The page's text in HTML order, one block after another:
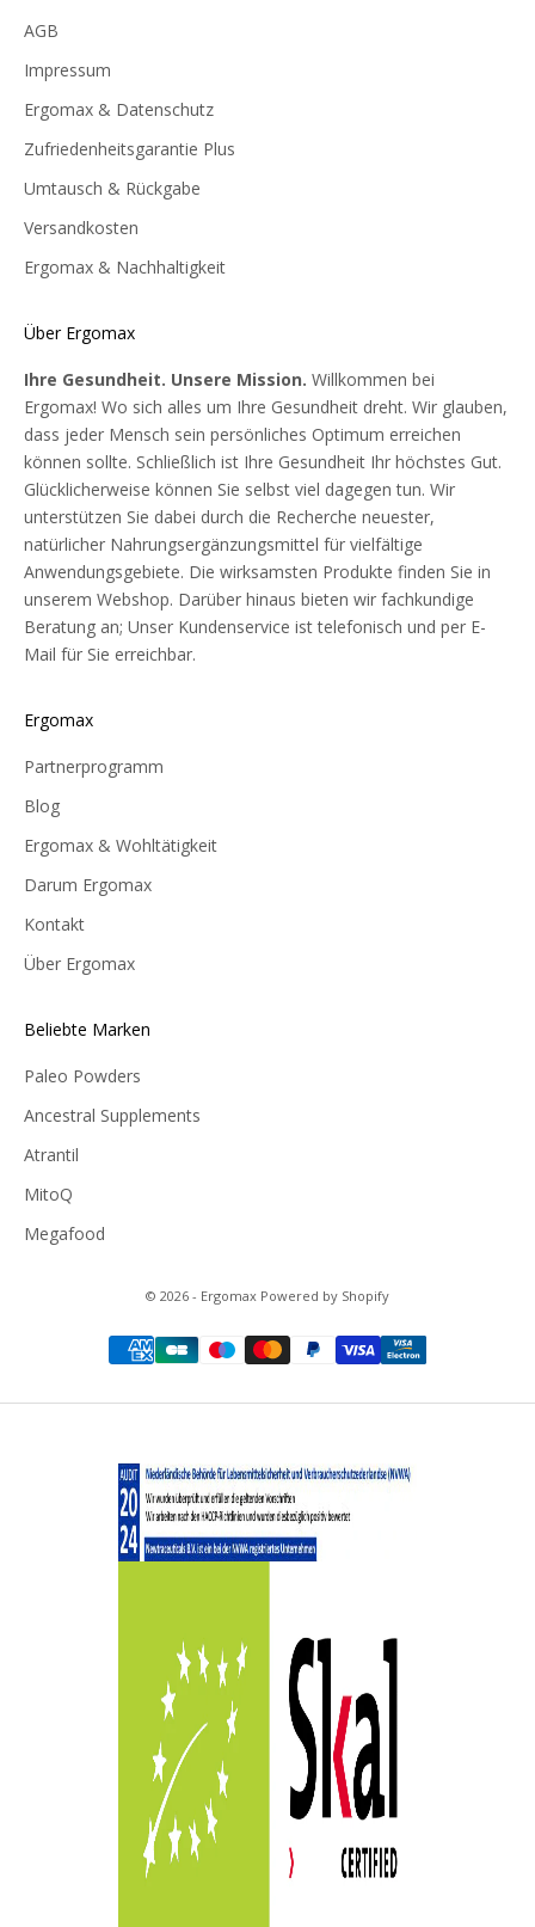
AGB
Impressum
Ergomax & Datenschutz
Zufriedenheitsgarantie Plus
Umtausch & Rückgabe
Versandkosten
Ergomax & Nachhaltigkeit
Über Ergomax
Ihre Gesundheit. Unsere Mission. Willkommen bei
Ergomax! Wo sich alles um Ihre Gesundheit dreht. Wir glauben,
dass jeder Mensch sein persönliches Optimum erreichen
können sollte. Schließlich ist Ihre Gesundheit Ihr höchstes Gut.
Glücklicherweise können Sie selbst viel dagegen tun. Wir
unterstützen Sie dabei durch die Recherche neuester,
natürlicher Nahrungsergänzungsmittel für vielfältige
Anwendungsgebiete. Die wirksamsten Produkte finden Sie in
unserem Webshop. Darüber hinaus bieten wir fachkundige
Beratung an; Unser Kundenservice ist telefonisch und per E-
Mail für Sie erreichbar.
Ergomax
Partnerprogramm
Blog
Ergomax & Wohltätigkeit
Darum Ergomax
Kontakt
Über Ergomax
Beliebte Marken
Paleo Powders
Ancestral Supplements
Atrantil
MitoQ
Megafood
© 2026 - Ergomax Powered by Shopify